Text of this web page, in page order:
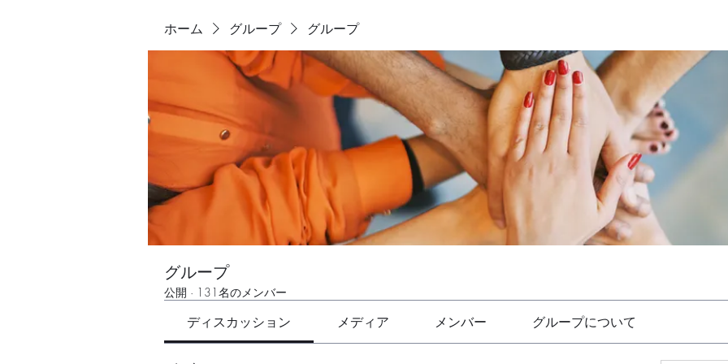
ホーム グループ グループ
グループ
公開 · 131名のメンバー
ディスカッション メディア メンバー グループについて